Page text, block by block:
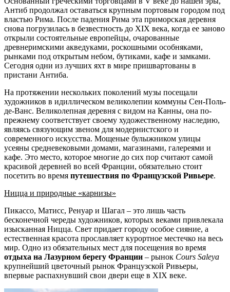
Антиб продолжал оставаться крупным портовым городом под
властью Рима. После падения Рима эта приморская деревня
снова погрузилась в безвестность до XIX века, когда ее заново
открыли состоятельные европейцы, очарованные
древнеримскими акведуками, роскошными особняками,
рынками под открытым небом, бутиками, кафе и замками.
Сегодня одни из лучших яхт в мире пришвартованы в
пристани Антиба.
На протяжении нескольких поколений музы посещали
художников в идиллическом великолепии коммуны Сен-Поль-
де-Ванс. Великолепная деревня с видом на Канны, она по-
прежнему соответствует своему художественному наследию,
являясь связующим звеном для модернистского и
современного искусства. Мощеные булыжником улицы
усеяны средневековыми домами, магазинами, галереями и
кафе. Это место, которое многие до сих пор считают самой
красивой деревней во всей Франции, обязательно стоит
посетить во время путешествия по Французской Ривьере.
Ницца и природные «карнизы»
Пикассо, Матисс, Ренуар и Шагал – это лишь часть
бесконечной череды художников, которых веками привлекала
изысканная Ницца. Свет придает городу особое сияние, а
естественная красота прославляет курортное местечко на весь
мир. Одно из обязательных мест для посещения во время
отдыха на Лазурном берегу Франции – рынок Cours Saleya
крупнейший цветочный рынок Французской Ривьеры,
впервые распахнувший свои двери еще в XIX веке.